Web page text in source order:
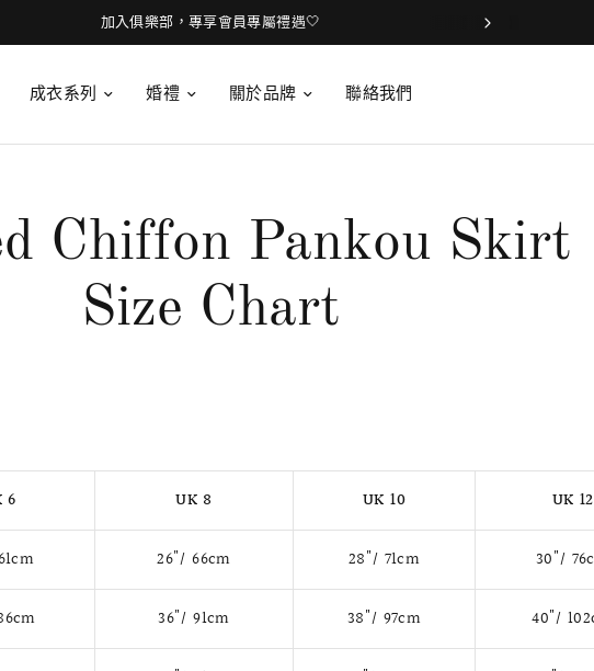
加入俱樂部，專享會員專屬禮遇🤍
成衣系列 婚禮 關於品牌 聯絡我們
Chiffon Pankou Skirt
Size Chart
6 UK 8 UK 10 UK 12
26"/ 66cm 28"/ 71cm 30"/
36"/ 91cm 38"/ 97cm 40"/